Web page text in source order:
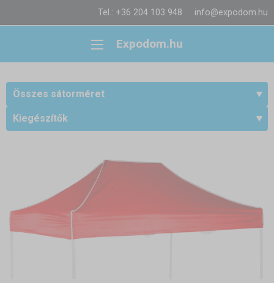
Tel.: +36 204 103 948 info@expodom.hu
Expodom.hu
Összes sátorméret
Kiegészítők